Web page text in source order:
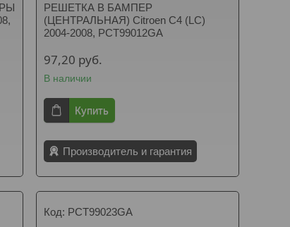
РЕШЕТКА В БАМПЕР
(ЦЕНТРАЛЬНАЯ) Citroen C4 (LC)
2004-2008, PCT99012GA
97,20 руб.
В наличии
Купить
Производитель и гарантия
PCT99023GA